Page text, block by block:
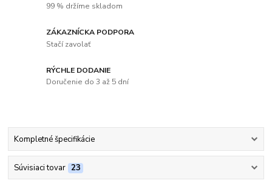
99 % držíme skladom
ZÁKAZNÍCKA PODPORA
Stačí zavolať
RÝCHLE DODANIE
Doručenie do 3 až 5 dní
Kompletné špecifikácie
Súvisiaci tovar 23